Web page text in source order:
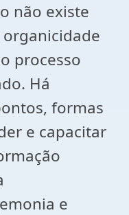
não existe
processo
Há
formas
e capacitar
e